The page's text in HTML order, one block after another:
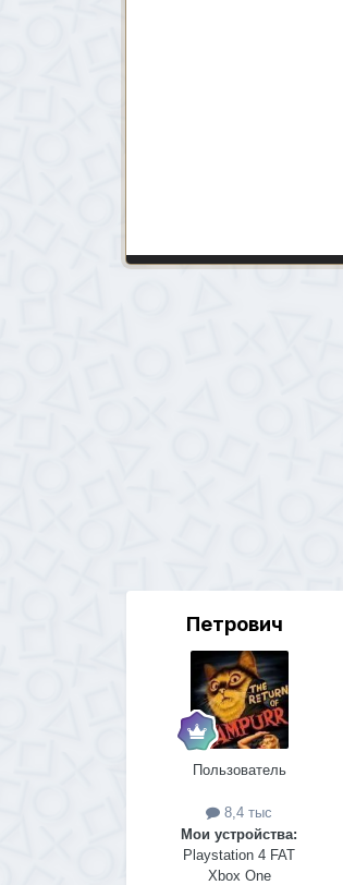
Петрович
Пользователь
8,4 тыс
Мои устройства:
Playstation 4 FAT
Xbox One